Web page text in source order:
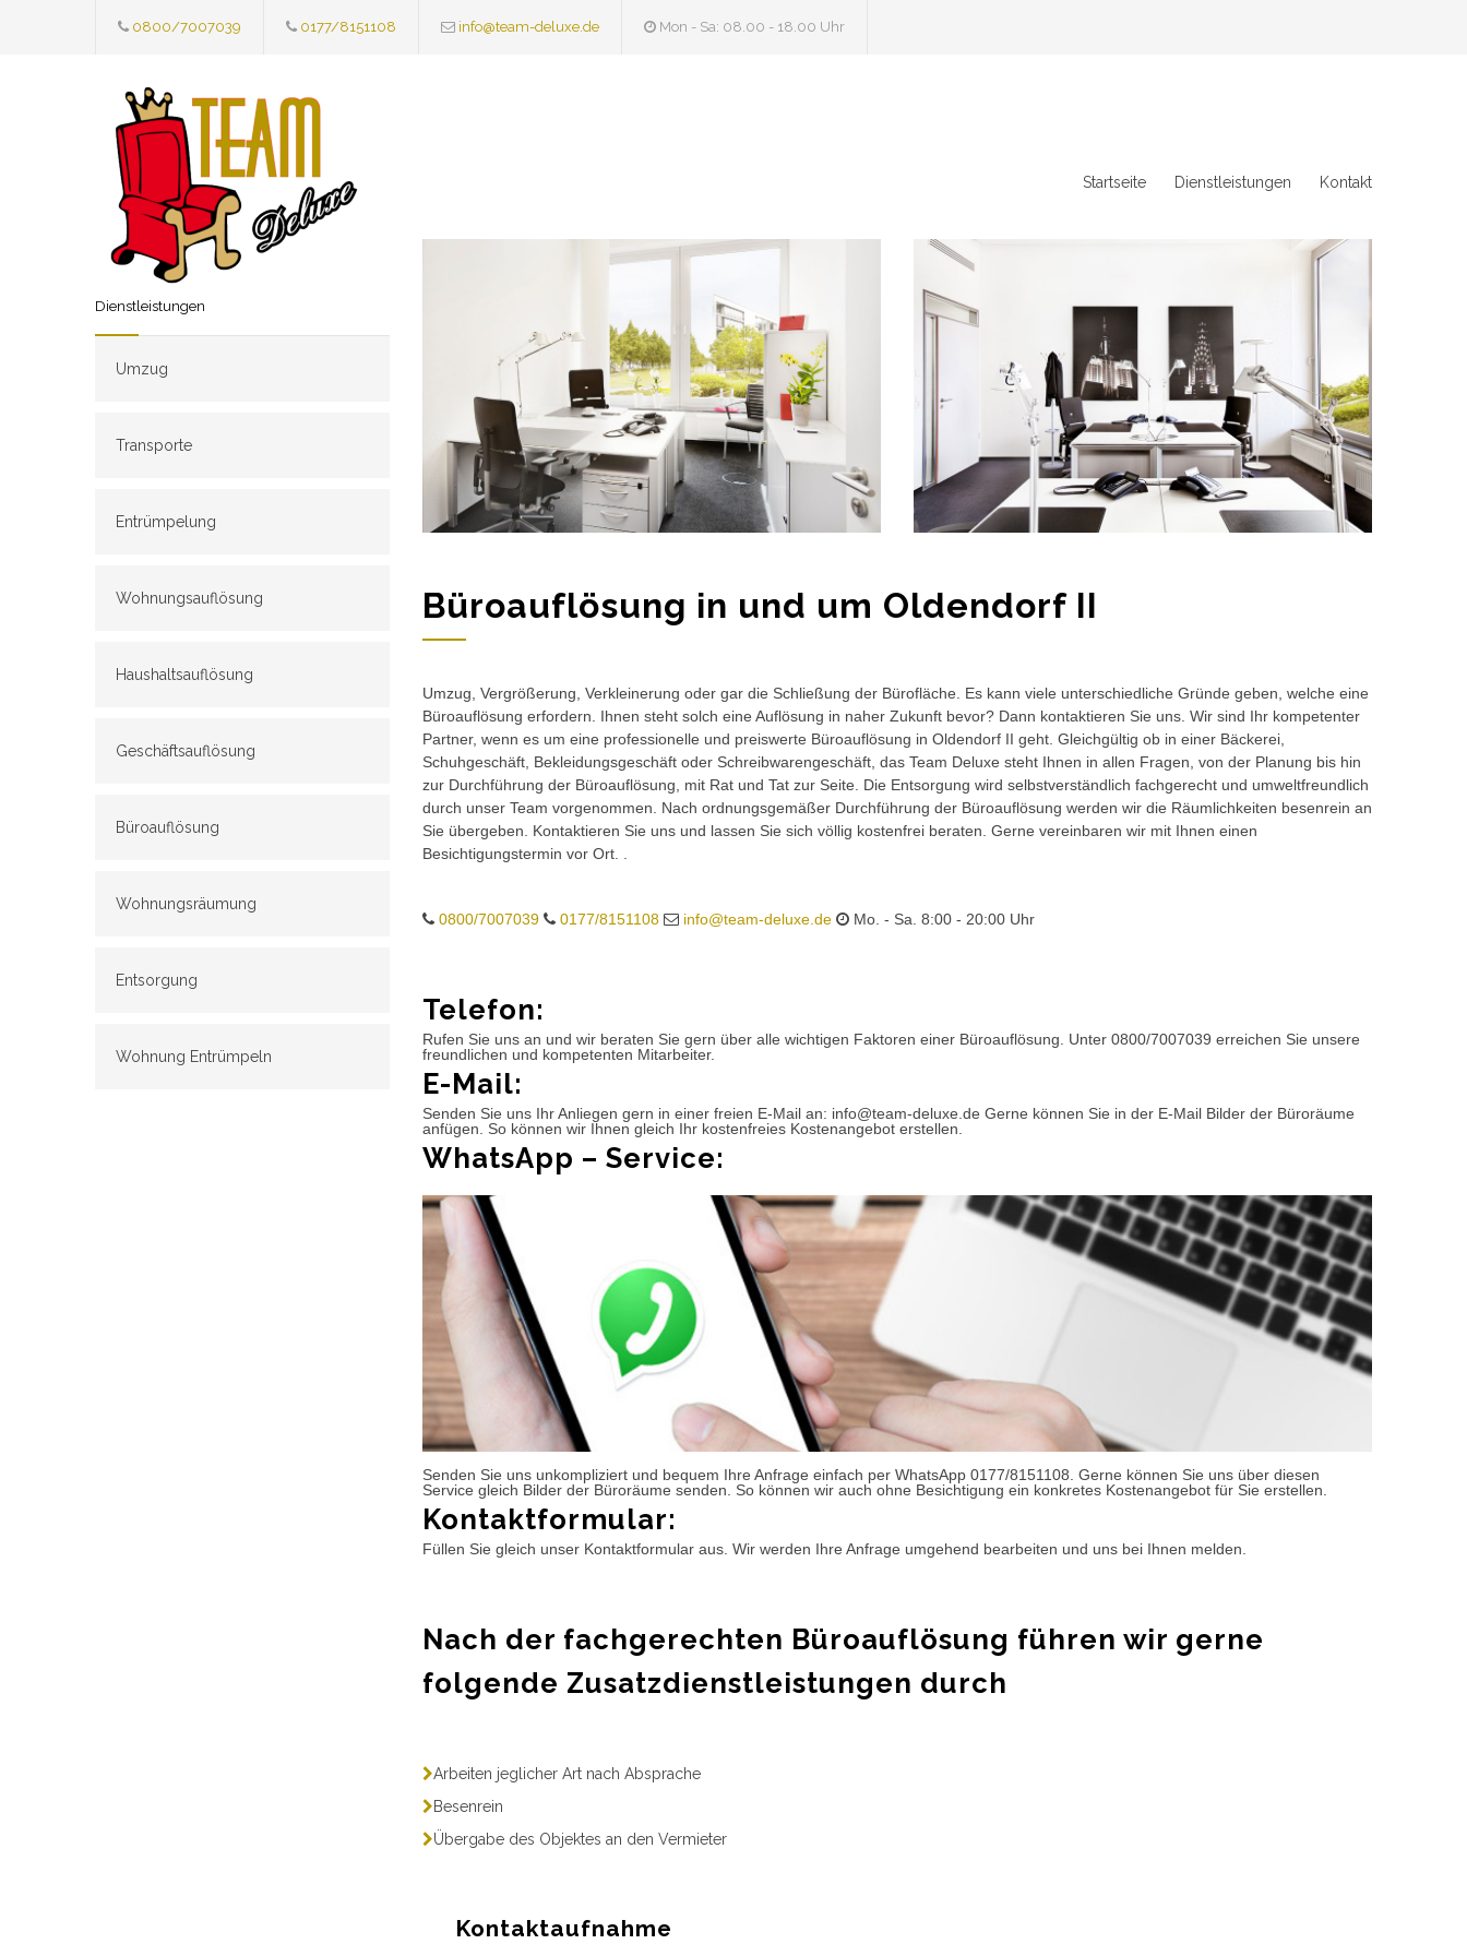
0800/7007039 0177/8151108 info@team-deluxe.de Mon - Sa: 08.00 - 18.00 Uhr
Startseite Dienstleistungen Kontakt
Dienstleistungen
Umzug
Transporte
Entrümpelung
Wohnungsauflösung
Haushaltsauflösung
Geschäftsauflösung
Büroauflösung
Wohnungsräumung
Entsorgung
Wohnung Entrümpeln
Büroauflösung in und um Oldendorf II
Umzug, Vergrößerung, Verkleinerung oder gar die Schließung der Bürofläche. Es kann viele unterschiedliche Gründe geben, welche eine
Büroauflösung erfordern. Ihnen steht solch eine Auflösung in naher Zukunft bevor? Dann kontaktieren Sie uns. Wir sind Ihr kompetenter
Partner, wenn es um eine professionelle und preiswerte Büroauflösung in Oldendorf II geht. Gleichgültig ob in einer Bäckerei,
Schuhgeschäft, Bekleidungsgeschäft oder Schreibwarengeschäft, das Team Deluxe steht Ihnen in allen Fragen, von der Planung bis hin
zur Durchführung der Büroauflösung, mit Rat und Tat zur Seite. Die Entsorgung wird selbstverständlich fachgerecht und umweltfreundlich
durch unser Team vorgenommen. Nach ordnungsgemäßer Durchführung der Büroauflösung werden wir die Räumlichkeiten besenrein an
Sie übergeben. Kontaktieren Sie uns und lassen Sie sich völlig kostenfrei beraten. Gerne vereinbaren wir mit Ihnen einen
Besichtigungstermin vor Ort. .
0800/7007039 0177/8151108 info@team-deluxe.de Mo. - Sa. 8:00 - 20:00 Uhr
Telefon:
Rufen Sie uns an und wir beraten Sie gern über alle wichtigen Faktoren einer Büroauflösung. Unter 0800/7007039 erreichen Sie unsere
freundlichen und kompetenten Mitarbeiter.
E-Mail:
Senden Sie uns Ihr Anliegen gern in einer freien E-Mail an: info@team-deluxe.de Gerne können Sie in der E-Mail Bilder der Büroräume
anfügen. So können wir Ihnen gleich Ihr kostenfreies Kostenangebot erstellen.
WhatsApp – Service:
Senden Sie uns unkompliziert und bequem Ihre Anfrage einfach per WhatsApp 0177/8151108. Gerne können Sie uns über diesen
Service gleich Bilder der Büroräume senden. So können wir auch ohne Besichtigung ein konkretes Kostenangebot für Sie erstellen.
Kontaktformular:
Füllen Sie gleich unser Kontaktformular aus. Wir werden Ihre Anfrage umgehend bearbeiten und uns bei Ihnen melden.
Nach der fachgerechten Büroauflösung führen wir gerne
folgende Zusatzdienstleistungen durch
Arbeiten jeglicher Art nach Absprache
Besenrein
Übergabe des Objektes an den Vermieter
Kontaktaufnahme